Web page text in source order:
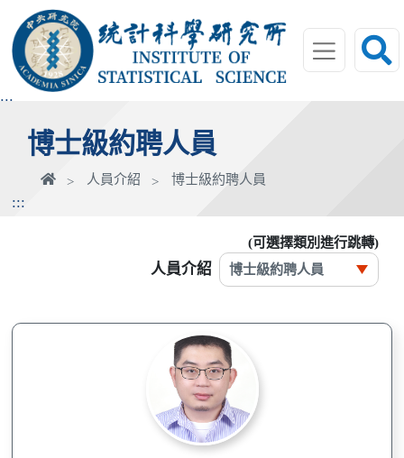
到
主
內
:::
博士級約聘人員
首
人員介紹 博士級約聘人員
:::
(可選擇類別進行跳轉)
人員介紹